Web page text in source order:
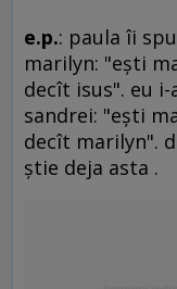
e.p.: paula îi
marilyn: "eşti
decît isus". eu i-
sandrei: "eşti
decît marilyn".
ştie deja asta .